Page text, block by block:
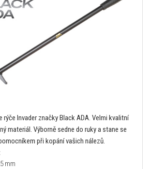
rýče Invader značky Black ADA. Velmi kvalitní
materiál. Výborně sedne do ruky a stane se
při kopání vašich nálezů.
mm